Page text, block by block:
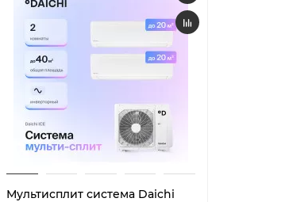
Мультисплит система Daichi